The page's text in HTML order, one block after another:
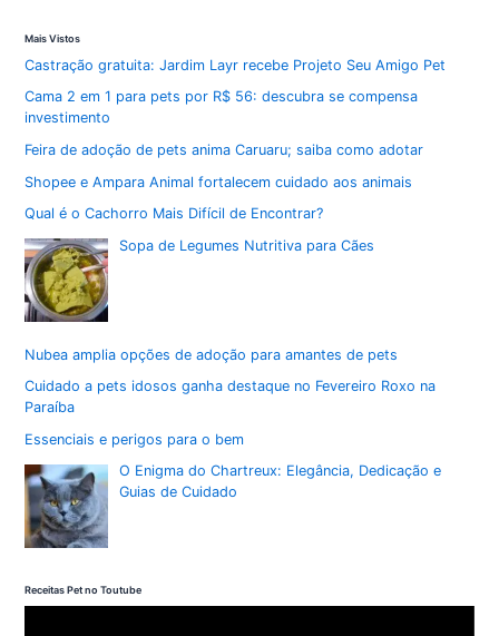
Mais Vistos
Castração gratuita: Jardim Layr recebe Projeto Seu Amigo Pet
Cama 2 em 1 para pets por R$ 56: descubra se compensa
investimento
Feira de adoção de pets anima Caruaru; saiba como adotar
Shopee e Ampara Animal fortalecem cuidado aos animais
Qual é o Cachorro Mais Difícil de Encontrar?
Sopa de Legumes Nutritiva para Cães
Nubea amplia opções de adoção para amantes de pets
Cuidado a pets idosos ganha destaque no Fevereiro Roxo na
Paraíba
Essenciais e perigos para o bem
O Enigma do Chartreux: Elegância, Dedicação e
Guias de Cuidado
Receitas Pet no Toutube